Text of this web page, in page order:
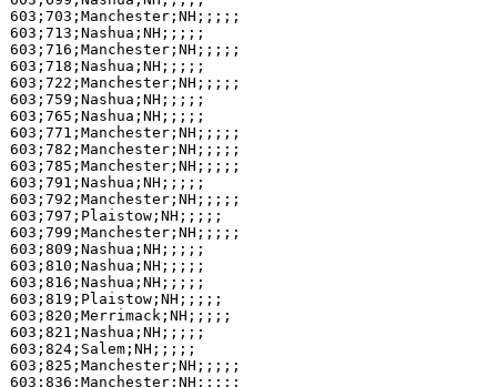
603;703;Manchester;NH;;;;;
603;713;Nashua;NH;;;;;
603;716;Manchester;NH;;;;;
603;718;Nashua;NH;;;;;
603;722;Manchester;NH;;;;;
603;759;Nashua;NH;;;;;
603;765;Nashua;NH;;;;;
603;771;Manchester;NH;;;;;
603;782;Manchester;NH;;;;;
603;785;Manchester;NH;;;;;
603;791;Nashua;NH;;;;;
603;792;Manchester;NH;;;;;
603;797;Plaistow;NH;;;;;
603;799;Manchester;NH;;;;;
603;809;Nashua;NH;;;;;
603;810;Nashua;NH;;;;;
603;816;Nashua;NH;;;;;
603;819;Plaistow;NH;;;;;
603;820;Merrimack;NH;;;;;
603;821;Nashua;NH;;;;;
603;824;Salem;NH;;;;;
603;825;Manchester;NH;;;;;
603;836;Manchester;NH;;;;;